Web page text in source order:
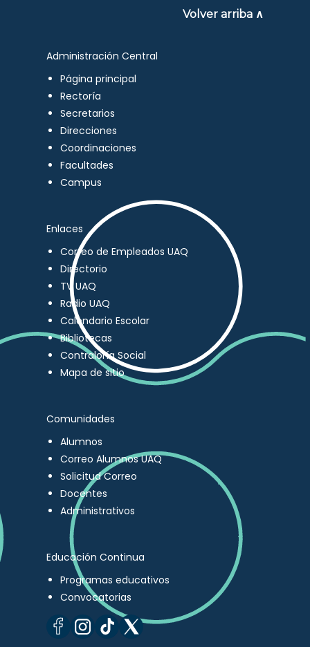
Volver arriba ∧
Administración Central
Página principal
Rectoría
Secretarios
Direcciones
Coordinaciones
Facultades
Campus
Enlaces
Correo de Empleados UAQ
Directorio
TV UAQ
Radio UAQ
Calendario Escolar
Bibliotecas
Contraloría Social
Mapa de sitio
Comunidades
Alumnos
Correo Alumnos UAQ
Solicitud Correo
Docentes
Administrativos
Educación Continua
Programas educativos
Convocatorias